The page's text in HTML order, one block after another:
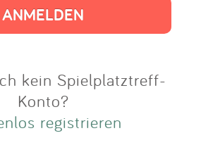
kein Spielplatztreff-
Konto?
registrieren